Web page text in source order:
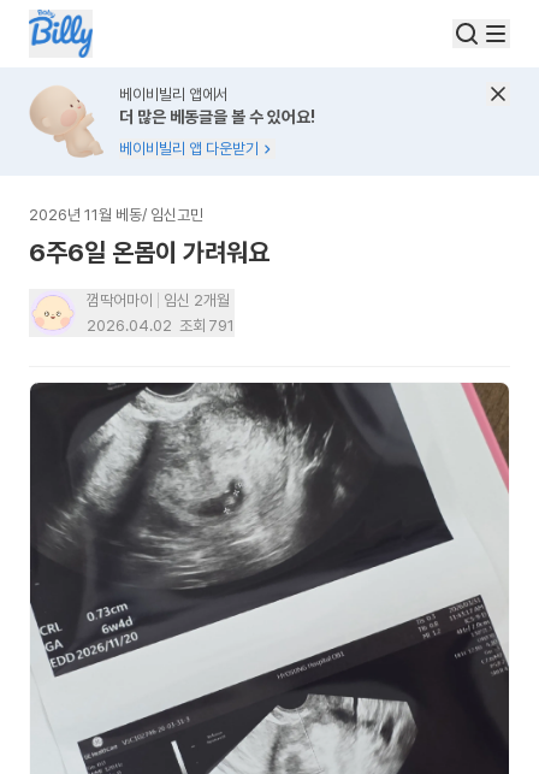
베이비빌리 앱에서
더 많은 베동글을 볼 수 있어요!
베이비빌리 앱 다운받기
2026년 11월 베동/ 임신고민
6주6일 온몸이 가려워요
껌딱어마이
임신 2개월
2026.04.02 조회 791